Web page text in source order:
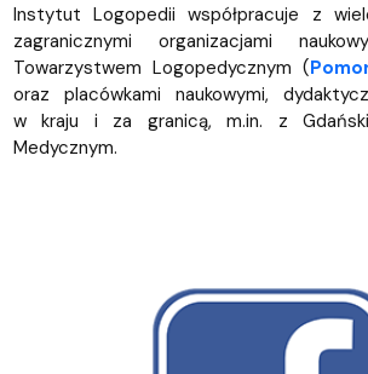
Instytut Logopedii współpracuje z
zagranicznymi organizacjami
Towarzystwem Logopedycznym (
oraz placówkami naukowymi,
w kraju i za granicą, m.in. z
Medycznym.